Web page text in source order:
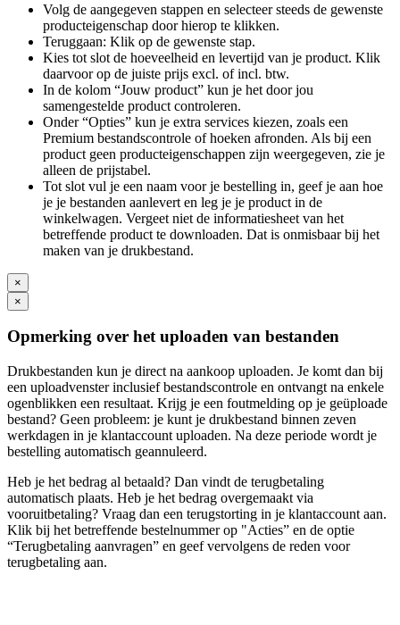
Volg de aangegeven stappen en selecteer steeds de gewenste
producteigenschap door hierop te klikken.
Teruggaan: Klik op de gewenste stap.
Kies tot slot de hoeveelheid en levertijd van je product. Klik
daarvoor op de juiste prijs excl. of incl. btw.
In de kolom “Jouw product” kun je het door jou
samengestelde product controleren.
Onder “Opties” kun je extra services kiezen, zoals een
Premium bestandscontrole of hoeken afronden. Als bij een
product geen producteigenschappen zijn weergegeven, zie je
alleen de prijstabel.
Tot slot vul je een naam voor je bestelling in, geef je aan hoe
je je bestanden aanlevert en leg je je product in de
winkelwagen. Vergeet niet de informatiesheet van het
betreffende product te downloaden. Dat is onmisbaar bij het
maken van je drukbestand.
×
×
Opmerking over het uploaden van bestanden
Drukbestanden kun je direct na aankoop uploaden. Je komt dan bij
een uploadvenster inclusief bestandscontrole en ontvangt na enkele
ogenblikken een resultaat. Krijg je een foutmelding op je geüploade
bestand? Geen probleem: je kunt je drukbestand binnen zeven
werkdagen in je klantaccount uploaden. Na deze periode wordt je
bestelling automatisch geannuleerd.
Heb je het bedrag al betaald? Dan vindt de terugbetaling
automatisch plaats. Heb je het bedrag overgemaakt via
vooruitbetaling? Vraag dan een terugstorting in je klantaccount aan.
Klik bij het betreffende bestelnummer op "Acties” en de optie
“Terugbetaling aanvragen” en geef vervolgens de reden voor
terugbetaling aan.